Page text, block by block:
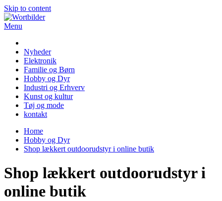
Skip to content
Menu
Nyheder
Elektronik
Familie og Børn
Hobby og Dyr
Industri og Erhverv
Kunst og kultur
Tøj og mode
kontakt
Home
Hobby og Dyr
Shop lækkert outdoorudstyr i online butik
Shop lækkert outdoorudstyr i
online butik